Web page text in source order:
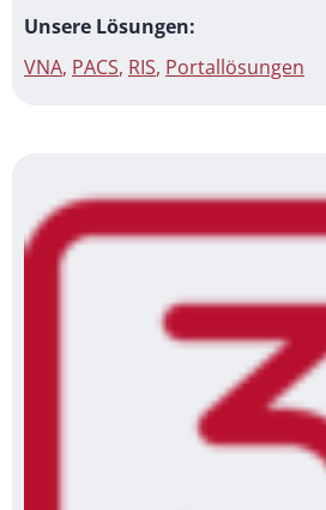
Unsere Lösungen:
VNA, PACS, RIS, Portallösungen